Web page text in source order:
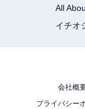
やすいですよね
逆の役をあてて
All
イチオ
会社概
プライバシー